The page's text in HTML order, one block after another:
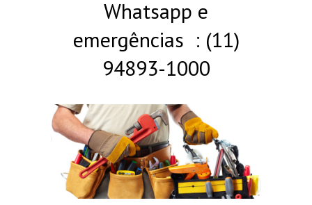
Whatsapp e
emergências : (11)
94893-1000